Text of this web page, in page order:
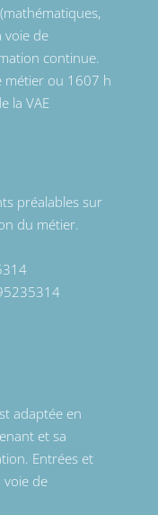
voie de
continue.
métier ou 1607 h
la VAE
préalables sur
du métier.
adaptée en
et sa
Entrées et
de